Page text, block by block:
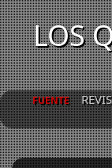
LOS
FUENTE